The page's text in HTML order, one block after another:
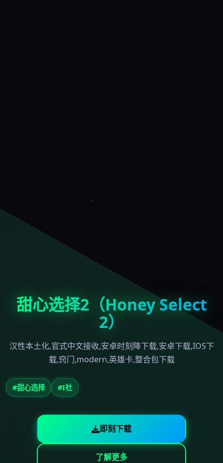
甜心选择2（Honey Select
2）
汉性本土化,官式中文接收,安卓时刻降下载,安卓下载,IOS下
载,窍门,modern,英雄卡,整合包下载
#甜心选择 #I社
即刻下载
了解更多